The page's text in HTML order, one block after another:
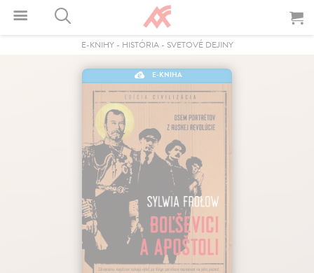
E-KNIHY- HISTÓRIA- SVETOVÉ DEJINY
E-KNIHA